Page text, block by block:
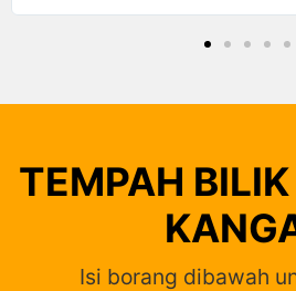
TEMPAH
Isi borang dibawah